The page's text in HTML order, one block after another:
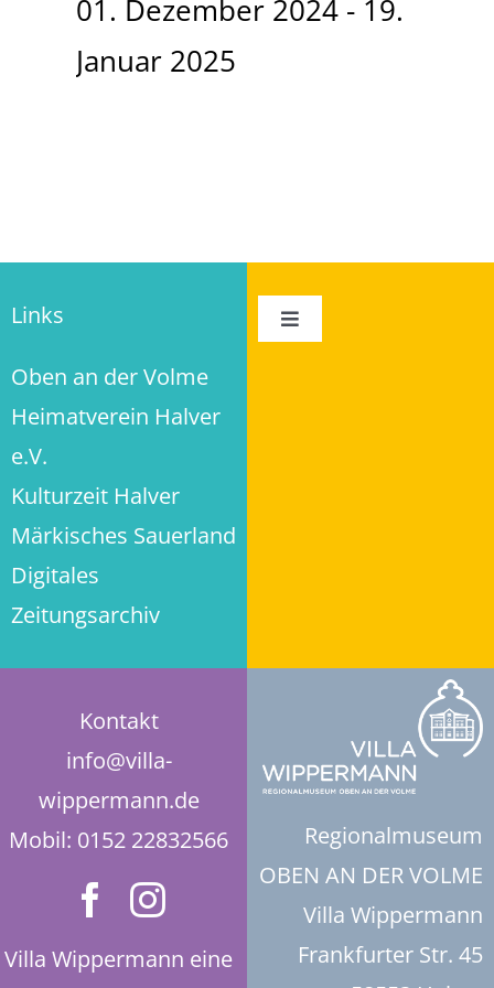
01. Dezember 2024 - 19.
Januar 2025
Links
Oben an der Volme
Heimatverein Halver
e.V.
Kulturzeit Halver
Märkisches Sauerland
Digitales
Zeitungsarchiv
Toggle
Impressum
Datenschutz
Privatsphäre-Einstellungen ändern
Historie der Privatsphäre-Einstellungen
Einwilligungen widerrufen
Kontakt
info@villa-
wippermann.de
Mobil: 0152 22832566
Villa Wippermann eine
Regionalmuseum
OBEN AN DER VOLME
Villa Wippermann
Frankfurter Str. 45